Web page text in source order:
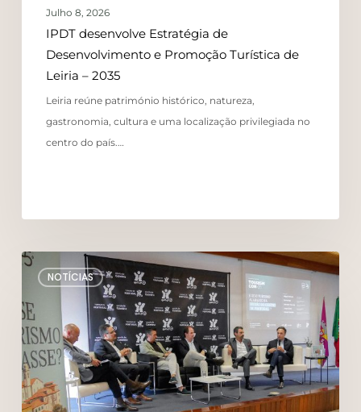
Julho 8, 2026
IPDT desenvolve Estratégia de
Desenvolvimento e Promoção Turística de
Leiria – 2035
Leiria reúne património histórico, natureza,
gastronomia, cultura e uma localização privilegiada no
centro do país.…
NOTÍCIAS